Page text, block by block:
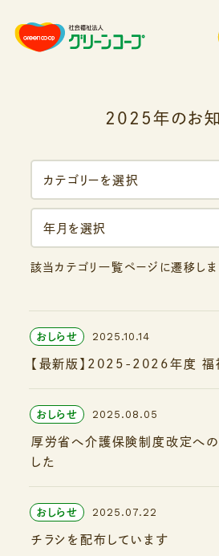
2025年のお
カテゴリーを選択
年月を選択
該当カテゴリ一覧ページに遷移し
おしらせ 2025.10.14
【最新版】2025-2026年度 福
おしらせ 2025.08.05
厚労省へ介護保険制度改定へ
した
おしらせ 2025.07.22
チラシを配布しています